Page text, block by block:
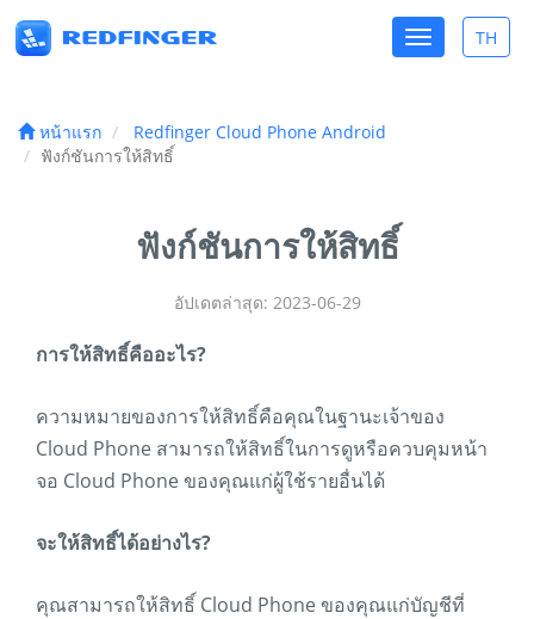
Toggle
TH
Toggle
navigation
หน้าแรก
Redfinger Cloud Phone Android
ฟังก์ชันการให้สิทธิ์
ฟังก์ชันการให้สิทธิ์
อัปเดตล่าสุด: 2023-06-29
การให้สิทธิ์คืออะไร?
ความหมายของการให้สิทธิ์คือคุณในฐานะเจ้าของ
Cloud Phone สามารถให้สิทธิ์ในการดูหรือควบคุมหน้า
จอ Cloud Phone ของคุณแก่ผู้ใช้รายอื่นได้
จะให้สิทธิ์ได้อย่างไร?
คุณสามารถให้สิทธิ์ Cloud Phone ของคุณแก่บัญชีที่